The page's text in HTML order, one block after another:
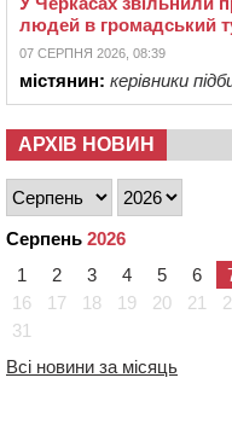
людей в громадський
07 СЕРПНЯ 2026, 08:39
містянин: керівники
АРХІВ НОВИН
Серпень 2026
1
2 3 4 5 6
16
17 18 19 20 21
31
Всі новини за місяць